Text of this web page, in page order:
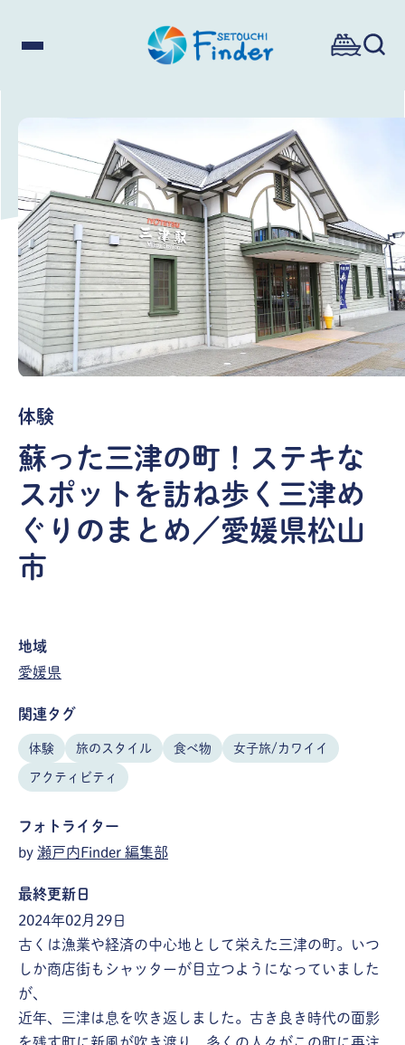
体験
蘇った三津の町！ステキな
スポットを訪ね歩く三津め
ぐりのまとめ／愛媛県松山
市
地域
愛媛県
関連タグ
体験 旅のスタイル 食べ物 女子旅/カワイイ
アクティビティ
フォトライター
by 瀬戸内Finder 編集部
最終更新日
2024年02月29日
古くは漁業や経済の中心地として栄えた三津の町。いつ
しか商店街もシャッターが目立つようになっていました
が、
近年、三津は息を吹き返しました。古き良き時代の面影